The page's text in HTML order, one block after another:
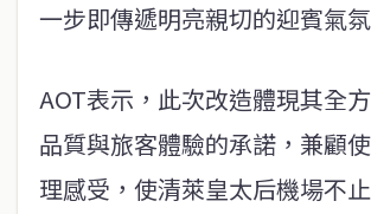
一步即傳遞明亮親切的迎賓氣氛
AOT表示，此次改造體現其全
品質與旅客體驗的承諾，兼顧
理感受，使清萊皇太后機場不